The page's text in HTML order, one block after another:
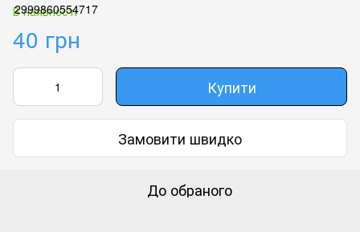
В наявності
40 грн
Купити
Замовити швидко
До обраного